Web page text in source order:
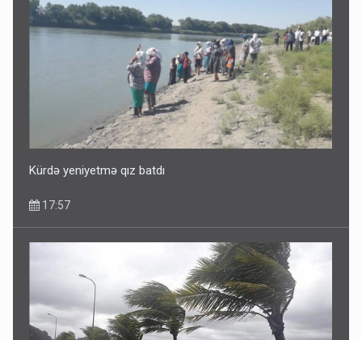
Dünyanı idarə edənlər insanlığın başını bu şou ilə qatır
14:22
Kürdə yeniyetmə qız batdı
17:57